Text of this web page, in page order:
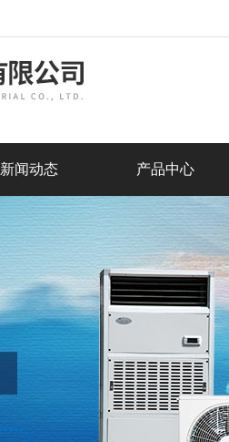
新闻动态 产品中心